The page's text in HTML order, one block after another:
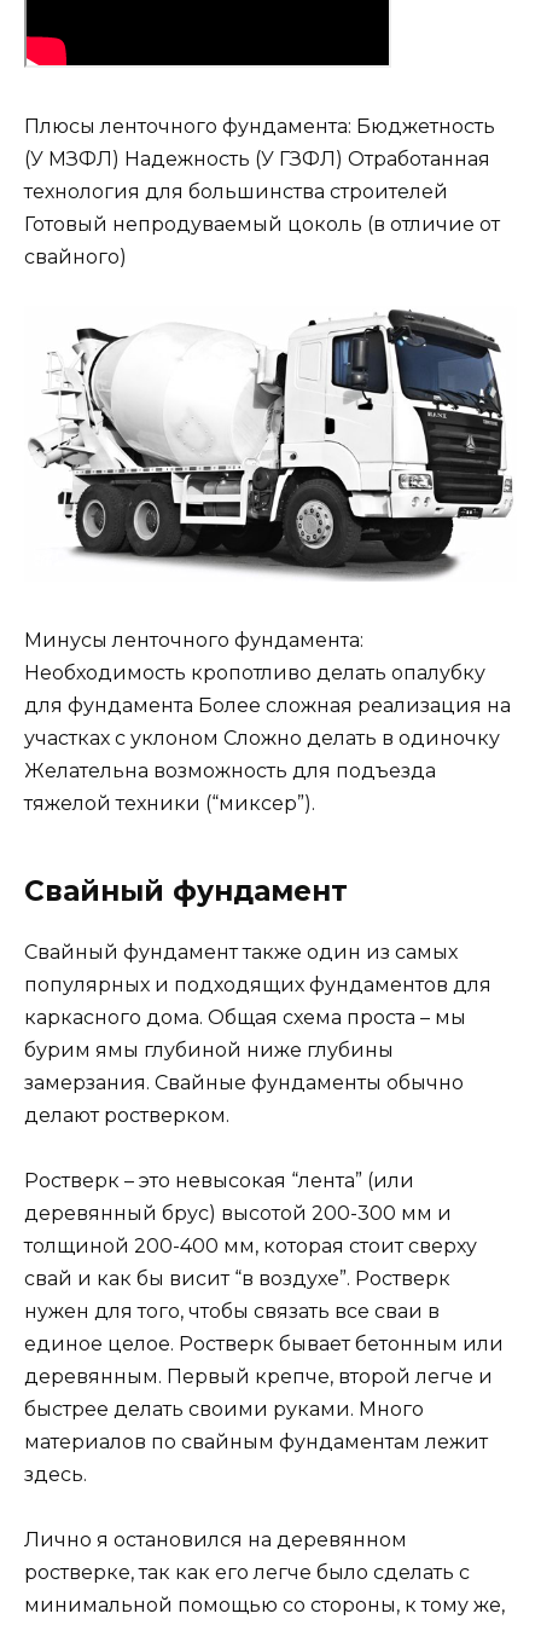
Плюсы ленточного фундамента: Бюджетность
(У МЗФЛ) Надежность (У ГЗФЛ) Отработанная
технология для большинства строителей
Готовый непродуваемый цоколь (в отличие от
свайного)
Минусы ленточного фундамента:
Необходимость кропотливо делать опалубку
для фундамента Более сложная реализация на
участках с уклоном Сложно делать в одиночку
Желательна возможность для подъезда
тяжелой техники (“миксер”).
Свайный фундамент
Свайный фундамент также один из самых
популярных и подходящих фундаментов для
каркасного дома. Общая схема проста – мы
бурим ямы глубиной ниже глубины
замерзания. Свайные фундаменты обычно
делают ростверком.
Ростверк – это невысокая “лента” (или
деревянный брус) высотой 200-300 мм и
толщиной 200-400 мм, которая стоит сверху
свай и как бы висит “в воздухе”. Ростверк
нужен для того, чтобы связать все сваи в
единое целое. Ростверк бывает бетонным или
деревянным. Первый крепче, второй легче и
быстрее делать своими руками. Много
материалов по свайным фундаментам лежит
здесь.
Лично я остановился на деревянном
ростверке, так как его легче было сделать с
минимальной помощью со стороны, к тому же,